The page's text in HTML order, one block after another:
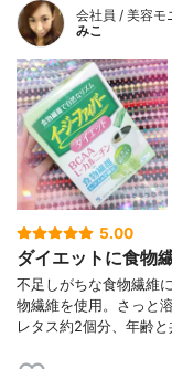
会社員 / 美容モ
みこ
5.00
ダイエットに食物
不足しがちな食物繊維
物繊維を使用。さっと
レタス約2個分、年齢